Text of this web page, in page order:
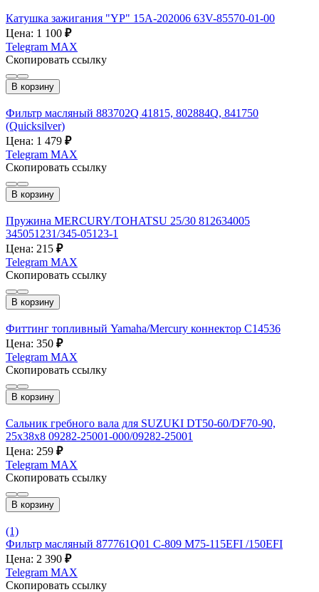
Катушка зажигания "YP" 15A-202006 63V-85570-01-00
Цена: 1 100 ₽
Telegram MAX
Скопировать ссылку
В корзину
Фильтр масляный 883702Q 41815, 802884Q, 841750
(Quicksilver)
Цена: 1 479 ₽
Telegram MAX
Скопировать ссылку
В корзину
Пружина MERCURY/TOHATSU 25/30 812634005
345051231/345-05123-1
Цена: 215 ₽
Telegram MAX
Скопировать ссылку
В корзину
Фиттинг топливный Yamaha/Mercury коннектор C14536
Цена: 350 ₽
Telegram MAX
Скопировать ссылку
В корзину
Сальник гребного вала для SUZUKI DT50-60/DF70-90,
25х38х8 09282-25001-000/09282-25001
Цена: 259 ₽
Telegram MAX
Скопировать ссылку
В корзину
(1)
Фильтр масляный 877761Q01 C-809 M75-115EFI /150EFI
Цена: 2 390 ₽
Telegram MAX
Скопировать ссылку